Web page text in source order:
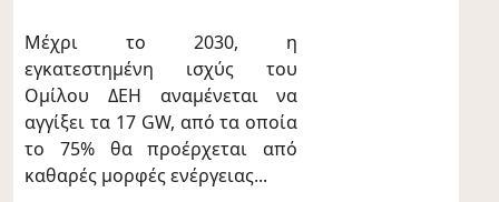
Μέχρι το 2030, η
εγκατεστημένη ισχύς του
Ομίλου ΔΕΗ αναμένεται να
αγγίξει τα 17 GW, από τα οποία
το 75% θα προέρχεται από
καθαρές μορφές ενέργειας...